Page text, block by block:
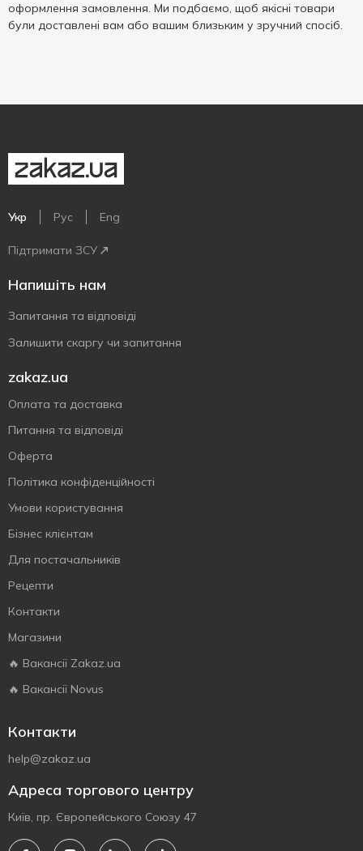
оформлення замовлення. Ми подбаємо, щоб якісні товари
були доставлені вам або вашим близьким у зручний спосіб.
Укр Рус Eng
Підтримати ЗСУ
Напишіть нам
Запитання та відповіді
Залишити скаргу чи запитання
zakaz.ua
Оплата та доставка
Питання та відповіді
Оферта
Політика конфіденційності
Умови користування
Бізнес клієнтам
Для постачальників
Рецепти
Контакти
Магазини
🔥 Вакансії Zakaz.ua
🔥 Вакансії Novus
Контакти
help@zakaz.ua
Адреса торгового центру
Київ, пр. Європейського Союзу 47